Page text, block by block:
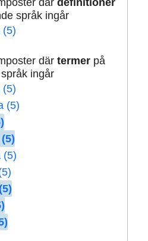
språk ingår
(5)
där termerpå
ingår
(5)
(5)
(5)